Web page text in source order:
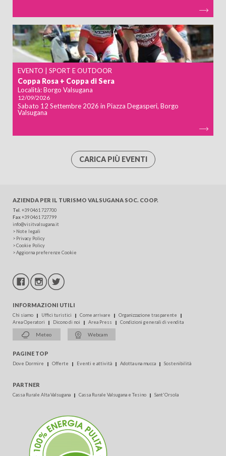
EVENTO | SPORT E OUTDOOR
Coppa Rosa + Coppa di Sera
Località:Borgo Valsugana
12/09/2026
Sabato 12 Settembre 2026 in Piazza Degasperi, Borgo
Valsugana
CARICA PIÙ EVENTI
AZIENDA PER IL TURISMO VALSUGANA SOC. COOP.
Tel +39 0461 727700
Fax+39 0461 727799
info@visitvalsugana.it
> Note legali
> Privacy Policy
>Cookie Policy
>Aggiorna preferenze Cookie
INFORMAZIONI UTILI
Chi siamo Uffici turistici Come arrivare
Organizzazione trasparente
Area Operatori
Dicono di noi Area Press Condizioni generali di vendita
Meteo Webcam
PAGINE TOP
Dove Dormire Offerte Eventi e attività Adotta una mucca Sostenibilità
PARTNER
Cassa Rurale Alta Valsugana Cassa Rurale Valsugana e Tesino Sant'Orsola